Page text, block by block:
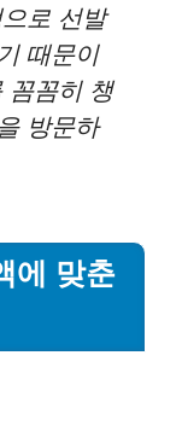
로 선발
때문이
꼼꼼히 챙
방문하
에 맞춘